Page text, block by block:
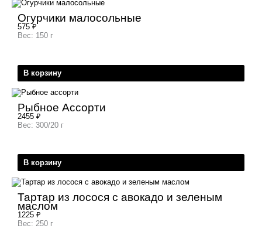
Огурчики малосольные
575₽
Вес: 150 г
В корзину
Рыбное Ассорти
2455 ₽
Вес: 300/20 г
В корзину
Тартар из лосося с авокадо и зеленым
маслом
1225 ₽
Вес: 250 г